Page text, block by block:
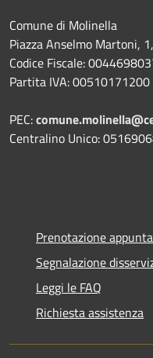
Comune di Molinella
Piazza Anselmo Martoni,
Codice Fiscale:
Partita IVA: 00510171200
PEC:
Centralino Unico:
Prenotazione
Segnalazione
Leggi le FAQ
Richiesta assistenza